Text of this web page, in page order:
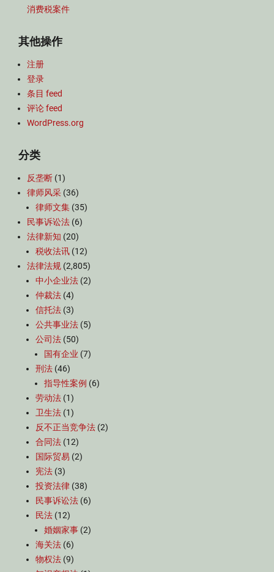
消费税案件
其他操作
注册
登录
条目 feed
评论 feed
WordPress.org
分类
反垄断 (1)
律师风采 (36)
律师文集 (35)
民事诉讼法 (6)
法律新知 (20)
税收法讯 (12)
法律法规 (2,805)
中小企业法 (2)
仲裁法 (4)
信托法 (3)
公共事业法 (5)
公司法 (50)
国有企业 (7)
刑法 (46)
指导性案例 (6)
劳动法 (1)
卫生法 (1)
反不正当竞争法 (2)
合同法 (12)
国际贸易 (2)
宪法 (3)
投资法律 (38)
民事诉讼法 (6)
民法 (12)
婚姻家事 (2)
海关法 (6)
物权法 (9)